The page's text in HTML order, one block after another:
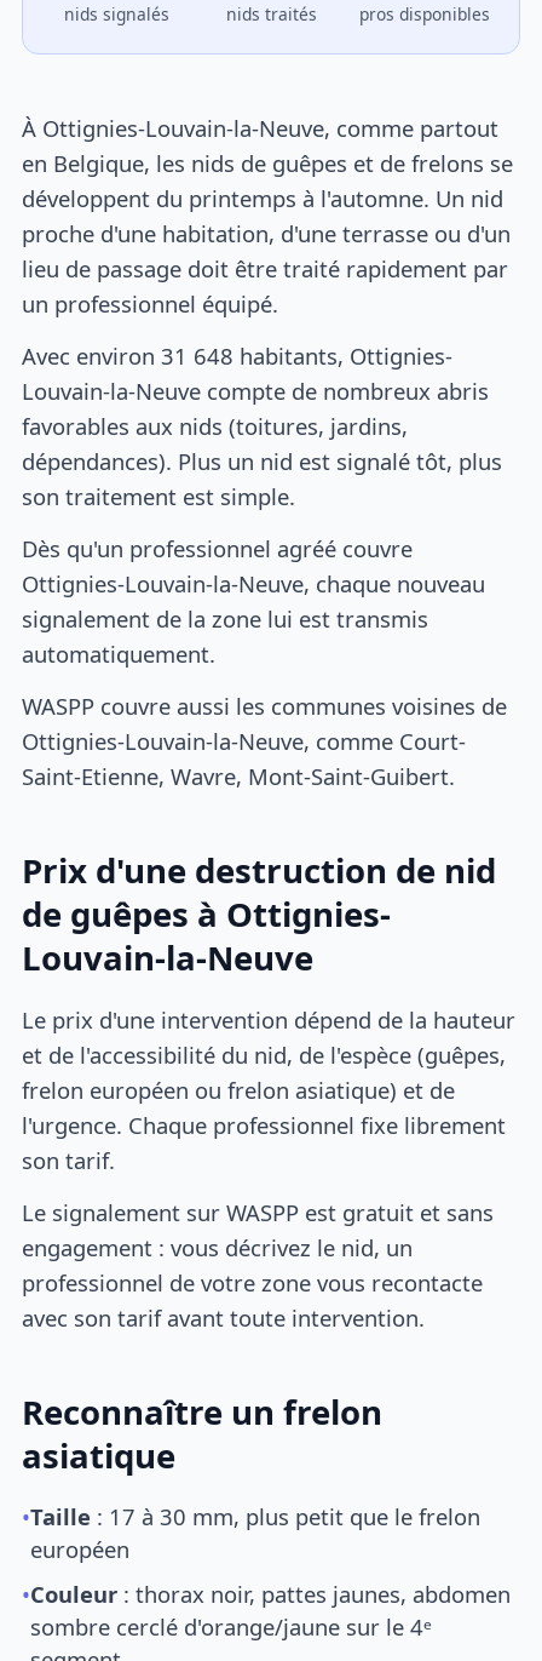
nids signalés nids traités pros disponibles
À Ottignies-Louvain-la-Neuve, comme partout
en Belgique, les nids de guêpes et de frelons se
développent du printemps à l'automne. Un nid
proche d'une habitation, d'une terrasse ou d'un
lieu de passage doit être traité rapidement par
un professionnel équipé.
Avec environ 31 648 habitants, Ottignies-
Louvain-la-Neuve compte de nombreux abris
favorables aux nids (toitures, jardins,
dépendances). Plus un nid est signalé tôt, plus
son traitement est simple.
Dès qu'un professionnel agréé couvre
Ottignies-Louvain-la-Neuve, chaque nouveau
signalement de la zone lui est transmis
automatiquement.
WASPP couvre aussi les communes voisines de
Ottignies-Louvain-la-Neuve, comme Court-
Saint-Etienne, Wavre, Mont-Saint-Guibert.
Prix d'une destruction de nid
de guêpes à Ottignies-
Louvain-la-Neuve
Le prix d'une intervention dépend de la hauteur
et de l'accessibilité du nid, de l'espèce (guêpes,
frelon européen ou frelon asiatique) et de
l'urgence. Chaque professionnel fixe librement
son tarif.
Le signalement sur WASPP est gratuit et sans
engagement : vous décrivez le nid, un
professionnel de votre zone vous recontacte
avec son tarif avant toute intervention.
Reconnaître un frelon
asiatique
•Taille : 17 à 30 mm, plus petit que le frelon
européen
•Couleur : thorax noir, pattes jaunes, abdomen
sombre cerclé d'orange/jaune sur le 4ᵉ